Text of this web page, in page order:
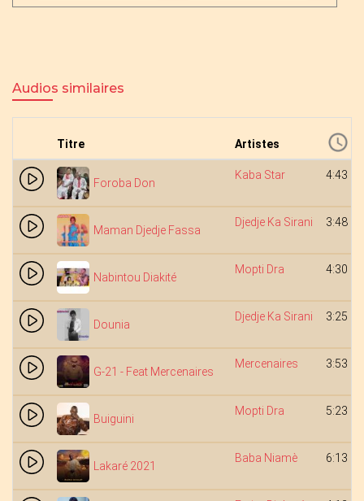
Audios similaires
Titre Artistes
Foroba Don
Kaba Star 4:43
Maman Djedje Fassa
Djedje Ka Sirani 3:48
Nabintou Diakité
Mopti Dra 4:30
Dounia
Djedje Ka Sirani 3:25
G-21 - Feat Mercenaires
Mercenaires 3:53
Buiguini
Mopti Dra 5:23
Lakaré 2021
Baba Niamè 6:13